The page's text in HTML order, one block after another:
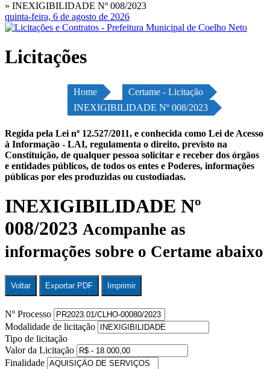
» INEXIGIBILIDADE Nº 008/2023
quinta-feira, 6 de agosto de 2026
Licitações
Home
Certame - Licitação
INEXIGIBILIDADE Nº 008/2023
Regida pela Lei nº 12.527/2011, e conhecida como Lei de Acesso
à Informação - LAI, regulamenta o direito, previsto na
Constituição, de qualquer pessoa solicitar e receber dos órgãos
e entidades públicos, de todos os entes e Poderes, informações
públicas por eles produzidas ou custodiadas.
INEXIGIBILIDADE Nº
008/2023 Acompanhe as
informações sobre o Certame abaixo
Voltar Exportar PDF Imprimir
Nº Processo
Modalidade de licitação
Tipo de licitação
Valor da Licitação
Finalidade